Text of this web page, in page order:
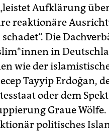
Aufklärung
reaktionäre
Die
in
wie der
Tayyip Erdoğan,
oder dem
Graue Wölfe.
politisches